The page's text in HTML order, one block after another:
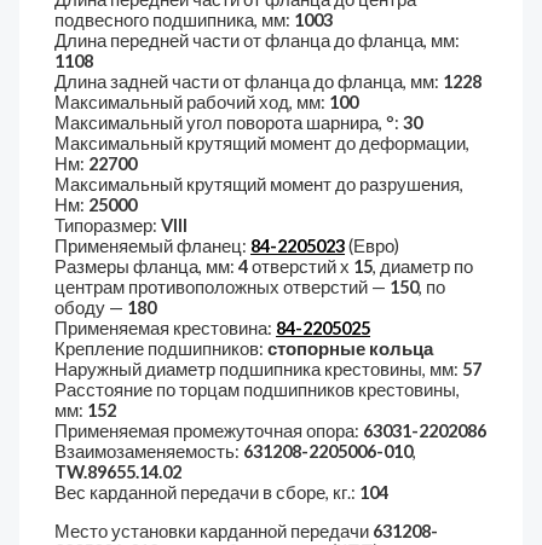
подвесного подшипника, мм: 1003
Длина передней части от фланца до фланца, мм:
1108
Длина задней части от фланца до фланца, мм: 1228
Максимальный рабочий ход, мм: 100
Максимальный угол поворота шарнира, °:30
Максимальный крутящий момент до деформации,
Нм: 22700
Максимальный крутящий момент до разрушения,
Нм: 25000
Типоразмер:VIII
Применяемый фланец: 84-2205023(Евро)
Размеры фланца, мм:4отверстий х 15, диаметр по
центрам противоположных отверстий — 150, по
ободу — 180
Применяемая крестовина: 84-2205025
Крепление подшипников:стопорные кольца
Наружный диаметр подшипника крестовины, мм: 57
Расстояние по торцам подшипников крестовины,
мм: 152
Применяемая промежуточная опора: 63031-2202086
Взаимозаменяемость: 631208-2205006-010,
TW.89655.14.02
Вес карданной передачи в сборе, кг.: 104
Место установки карданной передачи 631208-